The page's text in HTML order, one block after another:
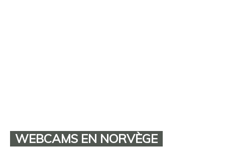
WEBCAMS EN NORVÈGE